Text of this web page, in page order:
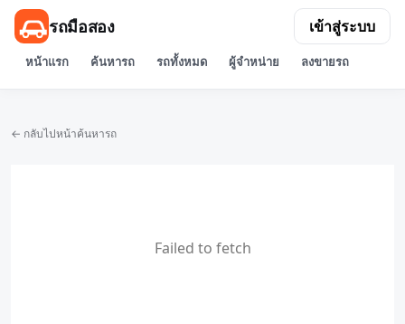
รถมือสอง
หน้าแรก ค้นหารถ รถทั้งหมด ผู้จำหน่าย ลงขายรถ
เข้าสู่ระบบ
← กลับไปหน้าค้นหารถ
Failed to fetch